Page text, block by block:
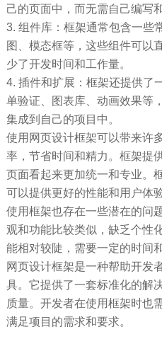
己的页面中，而无需自己编写
3. 组件库：框架通常包含一些
图、模态框等，这些组件可以
少了开发时间和工作量。
4. 插件和扩展：框架还提供了
单验证、图表库、动画效果等
集成到自己的项目中。
使用网页设计框架可以带来许
率，节省时间和精力。框架提
页面看起来更加统一和专业。
可以提供更好的性能和用户体验
使用框架也存在一些潜在的问
观和功能比较类似，缺乏个性
能相对较陡，需要一定的时间
网页设计框架是一种帮助开发
具。它提供了一套标准化的解
质量。开发者在使用框架时也
满足项目的需求和要求。